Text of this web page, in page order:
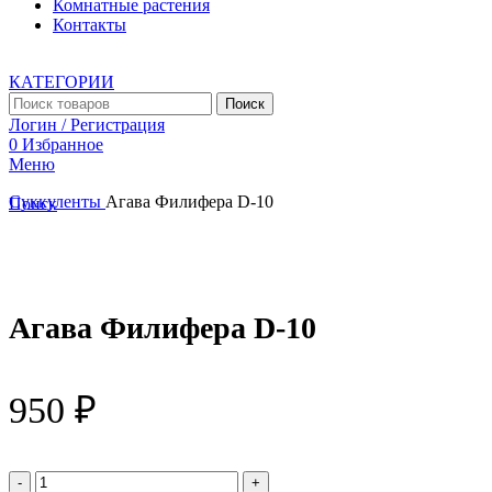
Комнатные растения
Контакты
КАТЕГОРИИ
Поиск
Логин / Регистрация
0 Избранное
Меню
Поиск
Суккуленты Агава Филифера D-10
Агава Филифера D-10
950 ₽
Количество